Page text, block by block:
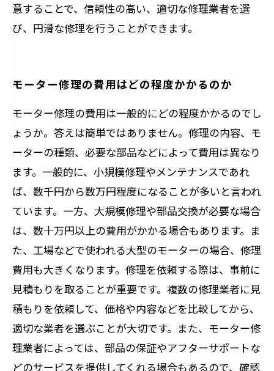
意することで、信頼性の高い、適切な修理業者を選
び、円滑な修理を行うことができます。
モーター修理の費用はどの程度かかるのか
モーター修理の費用は一般的にどの程度かかるのでし
ょうか。答えは簡単ではありません。修理の内容、モ
ーターの種類、必要な部品などによって費用は異なり
ます。一般的に、小規模修理やメンテナンスであれ
ば、数千円から数万円程度になることが多いと言われ
ています。一方、大規模修理や部品交換が必要な場合
は、数十万円以上の費用がかかる場合もあります。ま
た、工場などで使われる大型のモーターの場合、修理
費用も大きくなります。修理を依頼する際は、事前に
見積もりを取ることが重要です。複数の修理業者に見
積もりを依頼して、価格や内容などを比較してから、
適切な業者を選ぶことが大切です。また、モーター修
理業者によっては、部品の保証やアフターサポートな
どのサービスを提供してくれる場合もあるので、確認